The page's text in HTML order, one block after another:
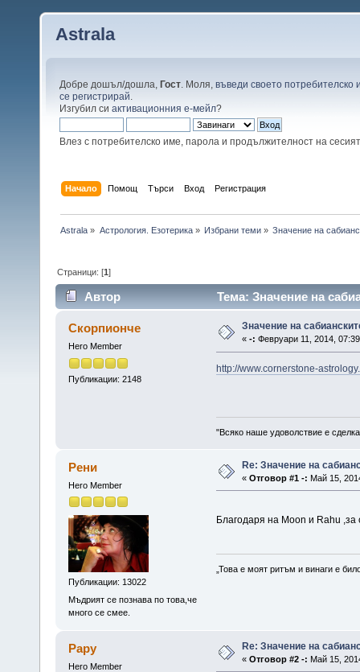
Astrala
Добре дошъл/дошла, Гост . Моля, въведи своето потребителско
се регистрирай
Изгубил си активационния е-мейл?
Влез с потребителско име, парола и продължителност на
Начало Помощ Търси Вход Регистрация
Astrala » Астрология. Езотерика» Избрани теми» Значение на
Страници: [1]
Автор Тема: Значение на
Скорпионче
Hero Member
Публикации: 2148
Значение на
« -: Февруари 11, 2014,
http://www.cornerstone-
"Всяко наше удоволствие е
Рени
Hero Member
Публикации: 13022
Мъдрият се познава по това,че
много се смее.
Re: Значение на
« Отговор #1 -: Май 15,
Благодаря на Moon и Rahu
„Това е моят ритъм и винаги е
Papy
Hero Member
Re: Значение на
« Отговор #2 -: Май 15,